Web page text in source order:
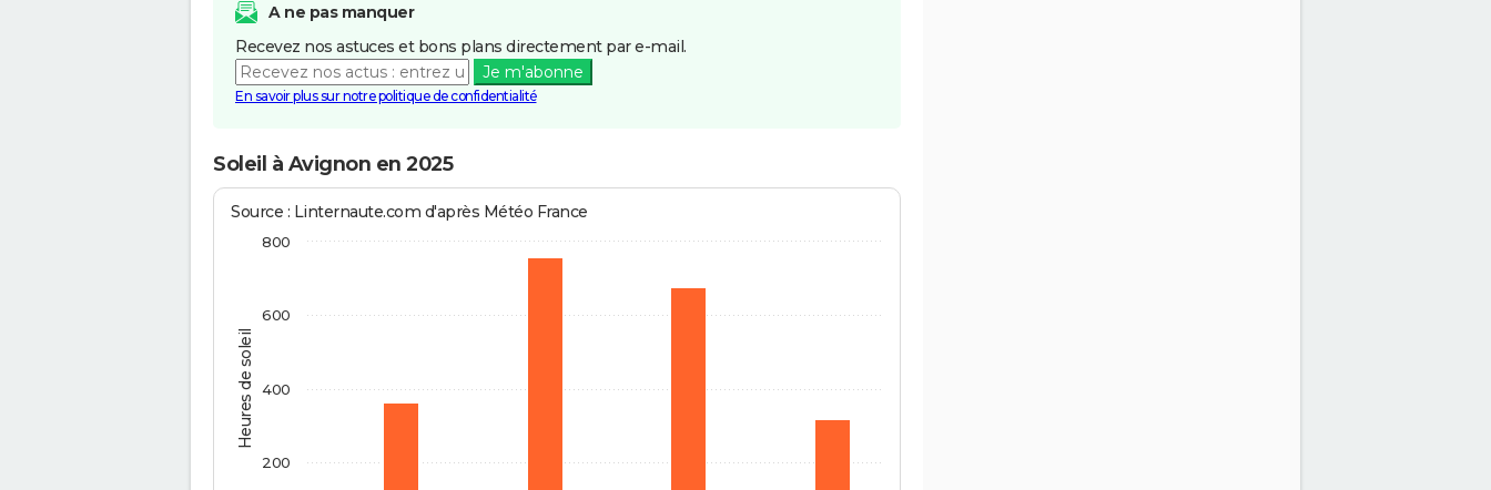
A ne pas manquer
Recevez nos astuces et bons plans directement par e-mail.
Je m'abonne
En savoir plus sur notre politique de confidentialité
Soleil à Avignon en 2025
Heures de soleil
Source : Linternaute.com d'après Météo France
200
400
600
800